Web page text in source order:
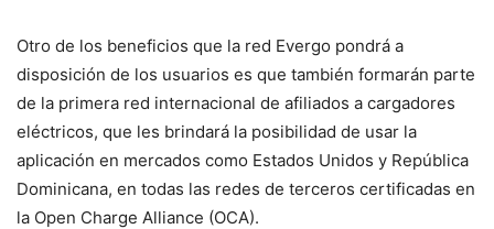
Otro de los beneficios que la red Evergo pondrá a
disposición de los usuarios es que también formarán parte
de la primera red internacional de afiliados a cargadores
eléctricos, que les brindará la posibilidad de usar la
aplicación en mercados como Estados Unidos y República
Dominicana, en todas las redes de terceros certificadas en
la Open Charge Alliance (OCA).